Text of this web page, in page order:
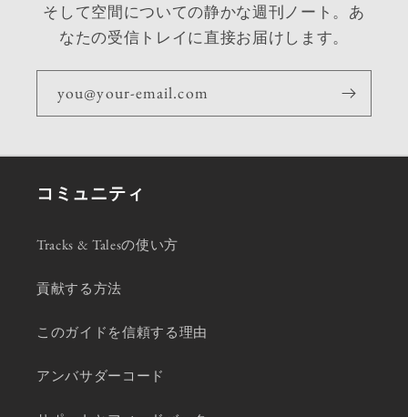
そして空間についての静かな週刊ノート。あ
なたの受信トレイに直接お届けします。
you@your-email.com
コミュニティ
Tracks & Talesの使い方
貢献する方法
このガイドを信頼する理由
アンバサダーコード